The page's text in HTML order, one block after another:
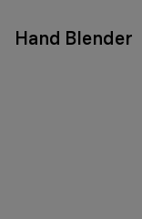
Hand Blender